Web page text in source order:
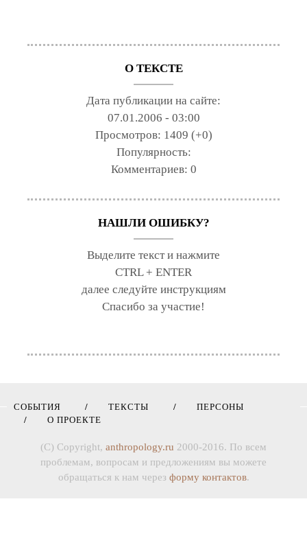
О ТЕКСТЕ
Дата публикации на сайте:
07.01.2006 - 03:00
Просмотров: 1409 (+0)
Популярность:
Комментариев: 0
НАШЛИ ОШИБКУ?
Выделите текст и нажмите
CTRL + ENTER
далее следуйте инструкциям
Спасибо за участие!
СОБЫТИЯ ТЕКСТЫ
ПЕРСОНЫ
О ПРОЕКТЕ
(C) Copyright, anthropology.ru 2000-2016. По всем
проблемам, вопросам и предложениям вы можете
обращаться к нам через форму контактов.